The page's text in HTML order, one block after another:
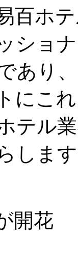
百ホ
ショ
あり
にこ
テル
しま
開花